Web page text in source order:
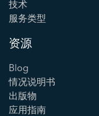
技术
服务类型
资源
Blog
情况说明书
出版物
应用指南